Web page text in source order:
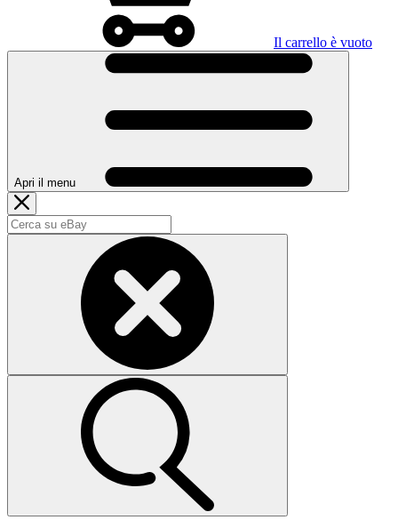
Il carrello è vuoto
Apri il menu